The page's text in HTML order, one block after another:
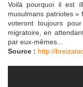
Voilà pourquoi il est
musulmans patriotes »
voteront toujours
migratoire, en
par eux-mêmes...
Source : http://